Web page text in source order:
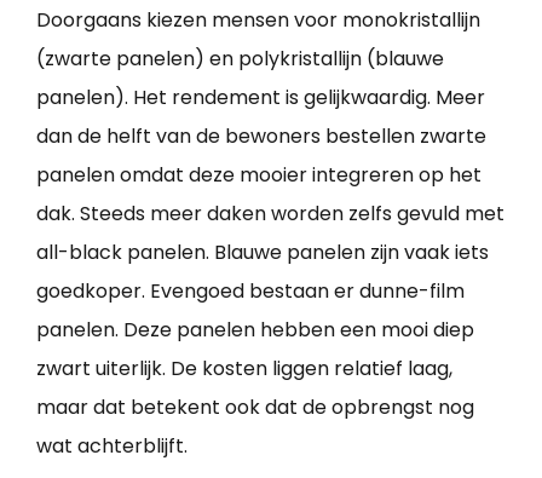
Doorgaans kiezen mensen voor monokristallijn
(zwarte panelen) en polykristallijn (blauwe
panelen). Het rendement is gelijkwaardig. Meer
dan de helft van de bewoners bestellen zwarte
panelen omdat deze mooier integreren op het
dak. Steeds meer daken worden zelfs gevuld met
all-black panelen. Blauwe panelen zijn vaak iets
goedkoper. Evengoed bestaan er dunne-film
panelen. Deze panelen hebben een mooi diep
zwart uiterlijk. De kosten liggen relatief laag,
maar dat betekent ook dat de opbrengst nog
wat achterblijft.